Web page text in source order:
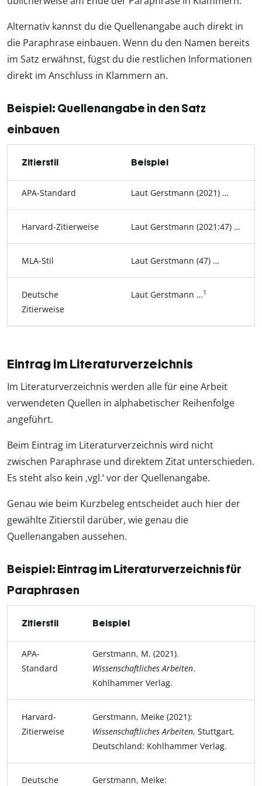
Alternativ kannst du die Quellenangabe auch direkt in
die Paraphrase einbauen. Wenn du den Namen bereits
im Satz erwähnst, fügst du die restlichen Informationen
direkt im Anschluss in Klammern an.
Beispiel: Quellenangabe in den Satz
einbauen
Zitierstil Beispiel
APA-Standard Laut Gerstmann (2021) …
Harvard-Zitierweise Laut Gerstmann (2021:47) …
MLA-Stil Laut Gerstmann (47) …
Deutsche
Zitierweise
Laut Gerstmann …1
Eintrag im Literaturverzeichnis
Im Literaturverzeichnis werden alle für eine Arbeit
verwendeten Quellen in alphabetischer Reihenfolge
angeführt.
Beim Eintrag im Literaturverzeichnis wird nicht
zwischen Paraphrase und direktem Zitat unterschieden.
Es steht also kein ‚vgl.‘ vor der Quellenangabe.
Genau wie beim Kurzbeleg entscheidet auch hier der
gewählte Zitierstil darüber, wie genau die
Quellenangaben aussehen.
Beispiel: Eintrag im Literaturverzeichnis für
Paraphrasen
Zitierstil Beispiel
APA-
Standard
Gerstmann, M. (2021).
Wissenschaftliches Arbeiten.
Kohlhammer Verlag.
Harvard-
Zitierweise
Gerstmann, Meike (2021):
Wissenschaftliches Arbeiten, Stuttgart,
Deutschland: Kohlhammer Verlag.
Deutsche
Gerstmann, Meike: